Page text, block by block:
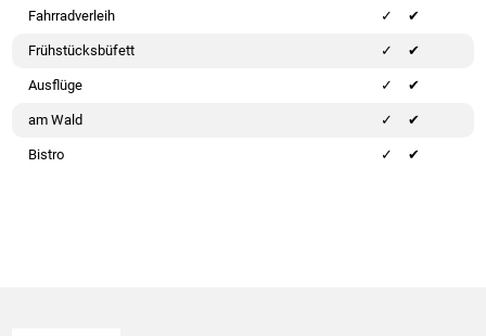
Fahrradverleih ✔
Frühstücksbüfett ✔
Ausflüge ✔
am Wald ✔
Bistro ✔